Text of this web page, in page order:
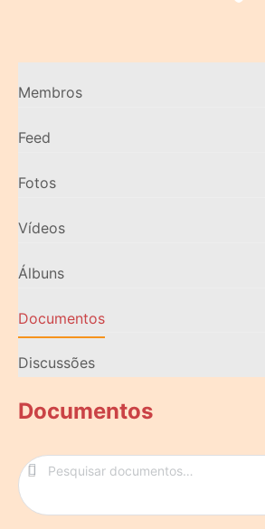
Membros
Feed
Fotos
Vídeos
Álbuns
Documentos
Discussões
Documentos
Pesquisar
documentos…